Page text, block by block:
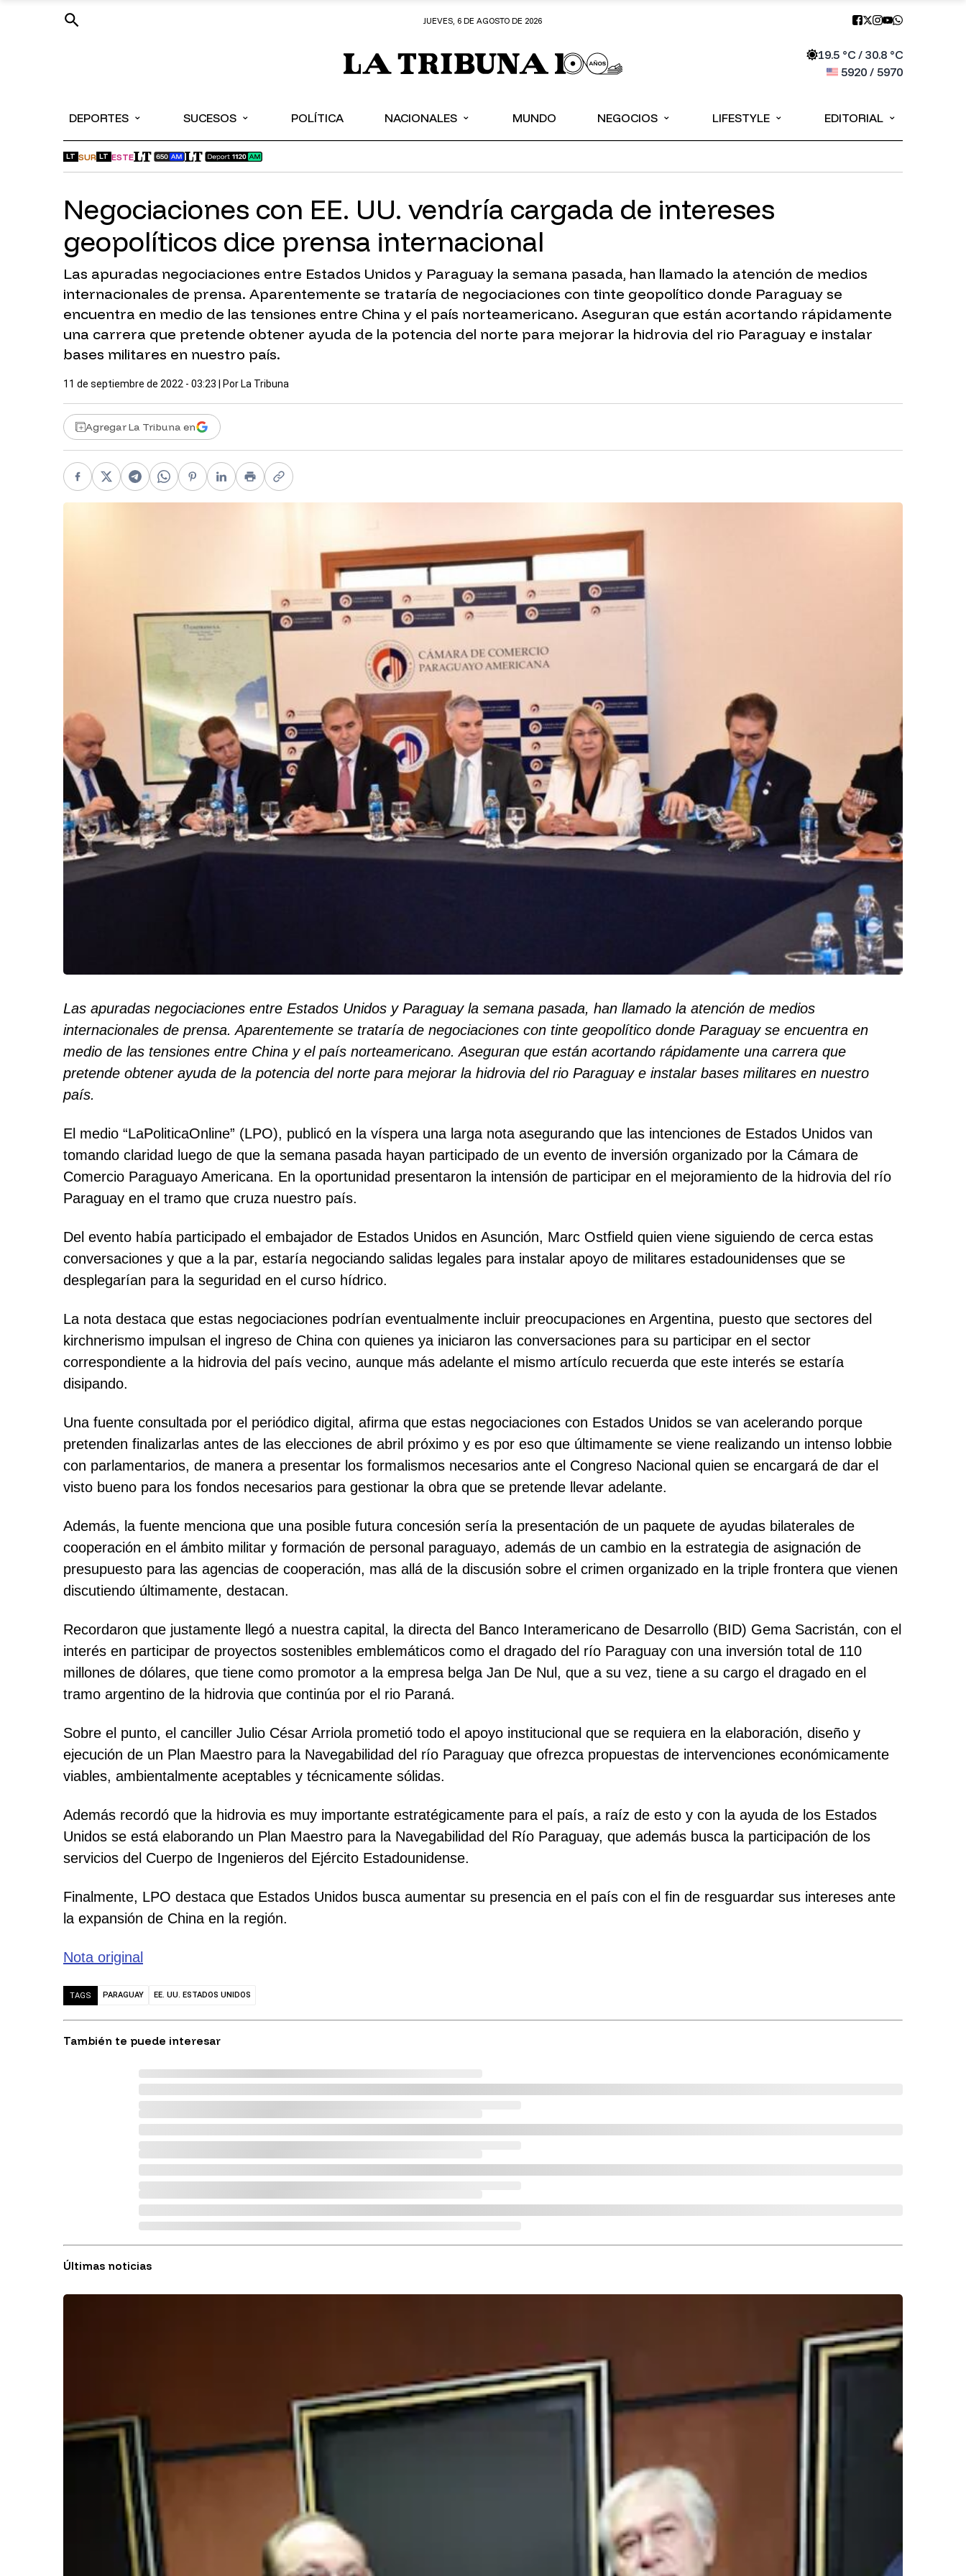
JUEVES, 6 DE AGOSTO DE 2026
19.5°C / 30.8°C
5920/ 5970
DEPORTES ⌄ SUCESOS ⌄ POLÍTICA NACIONALES ⌄ MUNDO NEGOCIOS ⌄ LIFESTYLE ⌄ EDITORIAL ⌄
LT SUR LT ESTE
Negociaciones con EE. UU. vendría cargada de intereses
geopolíticos dice prensa internacional
Las apuradas negociaciones entre Estados Unidos y Paraguay la semana pasada, han llamado la atención de medios
internacionales de prensa. Aparentemente se trataría de negociaciones con tinte geopolítico donde Paraguay se
encuentra en medio de las tensiones entre China y el país norteamericano. Aseguran que están acortando rápidamente
una carrera que pretende obtener ayuda de la potencia del norte para mejorar la hidrovia del rio Paraguay e instalar
bases militares en nuestro país.
11 de septiembre de 2022 - 03:23 | Por La Tribuna
Agregar La Tribuna en
Facebook
X TelegramWhatsApp
PinterestLinkedIn
PrintCopy link
Las apuradas negociaciones entre Estados Unidos y Paraguay la semana pasada, han llamado la atención de medios
internacionales de prensa. Aparentemente se trataría de negociaciones con tinte geopolítico donde Paraguay se encuentra en
medio de las tensiones entre China y el país norteamericano. Aseguran que están acortando rápidamente una carrera que
pretende obtener ayuda de la potencia del norte para mejorar la hidrovia del rio Paraguay e instalar bases militares en nuestro
país.
El medio “LaPoliticaOnline” (LPO), publicó en la víspera una larga nota asegurando que las intenciones de Estados Unidos van
tomando claridad luego de que la semana pasada hayan participado de un evento de inversión organizado por la Cámara de
Comercio Paraguayo Americana. En la oportunidad presentaron la intensión de participar en el mejoramiento de la hidrovia del río
Paraguay en el tramo que cruza nuestro país.
Del evento había participado el embajador de Estados Unidos en Asunción, Marc Ostfield quien viene siguiendo de cerca estas
conversaciones y que a la par, estaría negociando salidas legales para instalar apoyo de militares estadounidenses que se
desplegarían para la seguridad en el curso hídrico.
La nota destaca que estas negociaciones podrían eventualmente incluir preocupaciones en Argentina, puesto que sectores del
kirchnerismo impulsan el ingreso de China con quienes ya iniciaron las conversaciones para su participar en el sector
correspondiente a la hidrovia del país vecino, aunque más adelante el mismo artículo recuerda que este interés se estaría
disipando.
Una fuente consultada por el periódico digital, afirma que estas negociaciones con Estados Unidos se van acelerando porque
pretenden finalizarlas antes de las elecciones de abril próximo y es por eso que últimamente se viene realizando un intenso lobbie
con parlamentarios, de manera a presentar los formalismos necesarios ante el Congreso Nacional quien se encargará de dar el
visto bueno para los fondos necesarios para gestionar la obra que se pretende llevar adelante.
Además, la fuente menciona que una posible futura concesión sería la presentación de un paquete de ayudas bilaterales de
cooperación en el ámbito militar y formación de personal paraguayo, además de un cambio en la estrategia de asignación de
presupuesto para las agencias de cooperación, mas allá de la discusión sobre el crimen organizado en la triple frontera que vienen
discutiendo últimamente, destacan.
Recordaron que justamente llegó a nuestra capital, la directa del Banco Interamericano de Desarrollo (BID) Gema Sacristán, con el
interés en participar de proyectos sostenibles emblemáticos como el dragado del río Paraguay con una inversión total de 110
millones de dólares, que tiene como promotor a la empresa belga Jan De Nul, que a su vez, tiene a su cargo el dragado en el
tramo argentino de la hidrovia que continúa por el rio Paraná.
Sobre el punto, el canciller Julio César Arriola prometió todo el apoyo institucional que se requiera en la elaboración, diseño y
ejecución de un Plan Maestro para la Navegabilidad del río Paraguay que ofrezca propuestas de intervenciones económicamente
viables, ambientalmente aceptables y técnicamente sólidas.
Además recordó que la hidrovia es muy importante estratégicamente para el país, a raíz de esto y con la ayuda de los Estados
Unidos se está elaborando un Plan Maestro para la Navegabilidad del Río Paraguay, que además busca la participación de los
servicios del Cuerpo de Ingenieros del Ejército Estadounidense.
Finalmente, LPO destaca que Estados Unidos busca aumentar su presencia en el país con el fin de resguardar sus intereses ante
la expansión de China en la región.
Nota original
TAGS PARAGUAY EE. UU. ESTADOS UNIDOS
También te puede interesar
Últimas noticias